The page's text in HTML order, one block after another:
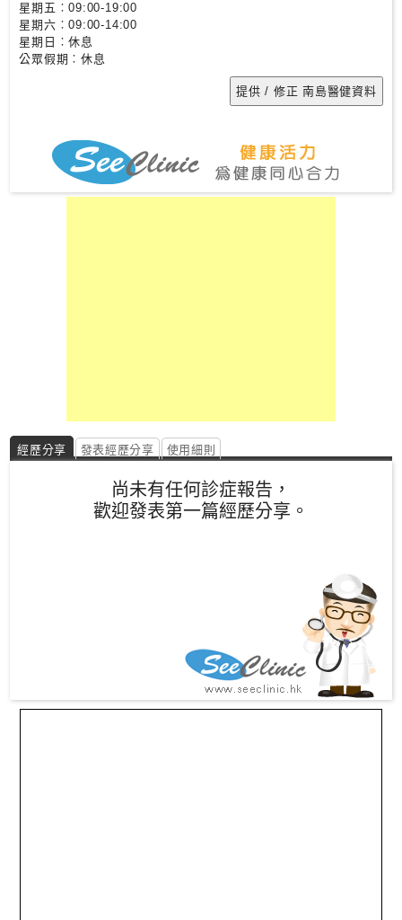
公
立
醫
星期五︰09:00-19:00
星期六︰09:00-14:00
星期日︰休息
公眾假期︰休息
經歷分享 發表經歷分享 使用細則
尚未有任何診症報告，
歡迎發表第一篇經歷分享。